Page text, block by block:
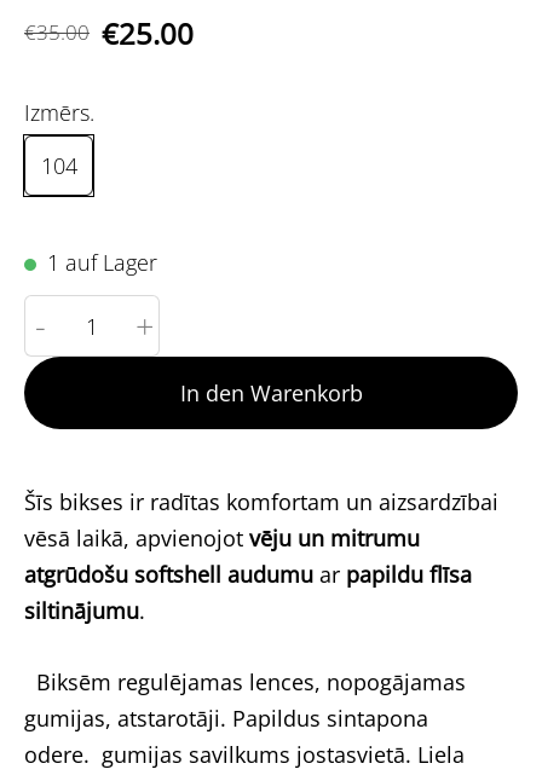
€35.00 €25.00
Izmērs.
104
1 auf Lager
- +
In den Warenkorb
Šīs bikses ir radītas komfortam un aizsardzībai
vēsā laikā, apvienojot vēju un mitrumu
atgrūdošu softshell audumu ar papildu flīsa
siltinājumu.
Biksēm regulējamas lences, nopogājamas
gumijas, atstarotāji. Papildus sintapona
odere. gumijas savilkums jostasvietā. Liela